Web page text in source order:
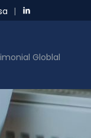
|
Globlal